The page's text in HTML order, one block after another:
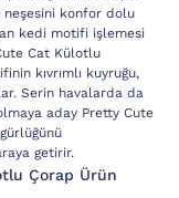
konfor dolu
kedi motifi işlemesi
Cat Külotlu
kıvrımlı kuyruğu,
Serin havalarda da
aday Pretty Cute
getirir.
Çorap Ürün